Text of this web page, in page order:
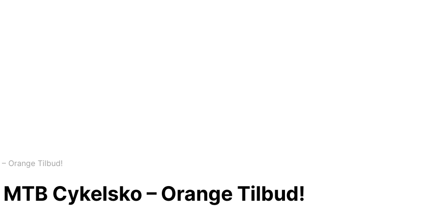
Orange Tilbud!
Cykelsko – Orange Tilbud!